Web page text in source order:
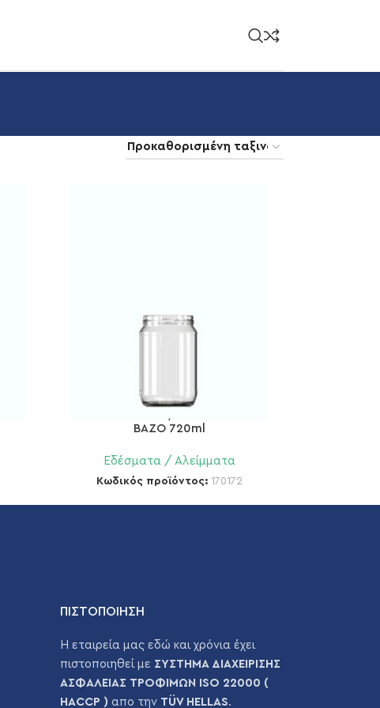
BAZO 720ml
Εδέσματα / Αλείμματα
Κωδικός προϊόντος: 170172
ΠΙΣΤΟΠΟΙΗΣΗ
Η εταιρεία μας εδώ και χρόνια έχει
πιστοποιηθεί με ΣΥΣΤΗΜΑ ΔΙΑΧΕΙΡΙΣΗΣ
ΑΣΦΑΛΕΙΑΣ ΤΡΟΦΙΜΩΝ ISO 22000 (
HACCP ) απο την TÜV HELLAS.